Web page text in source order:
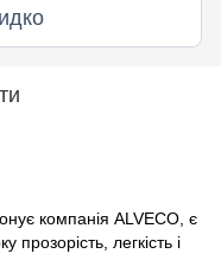
компанія ALVECO, є
прозорість, легкість і